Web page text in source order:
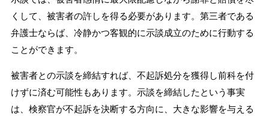
くして、被害者の許しを得る必要があります。第三者である
弁護士ならば、冷静かつ客観的に示談成立のために行動する
ことができます。
被害者との示談を締結すれば、不起訴処分を獲得し前科を付
けずに済む可能性もあります。示談を締結したという事実
は、検察官が不起訴を決断する方向に、大きな影響を与える